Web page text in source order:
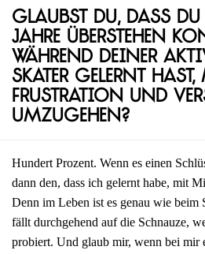
Glaubst du, dass du
Jahre überstehen
während deiner
Skater gelernt hast,
Frustration und
umzugehen?
Hundert Prozent. Wenn es einen
dann den, dass ich gelernt habe, mit
Denn im Leben ist es genau wie beim
fällt durchgehend auf die Schnauze,
probiert. Und glaub mir, wenn bei mir